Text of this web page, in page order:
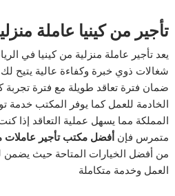
تأجير من كينيا عاملة
يعد تأجير عاملة منزلية من كينيا في
شغالات ذوي خبرة وكفاءة عالية يتيح
ضمان فترة تعاقد طويلة مع فترة تجربة
الخادمة للعمل كما يوفر المكتب خدمة
المملكة مما يسهل عملية التعاقد إذا
متمرس فإنأفضل مكتب تأجير عاملات
من أفضل الخيارات المتاحة حيث يضمن
العمل وخدمة متكاملة